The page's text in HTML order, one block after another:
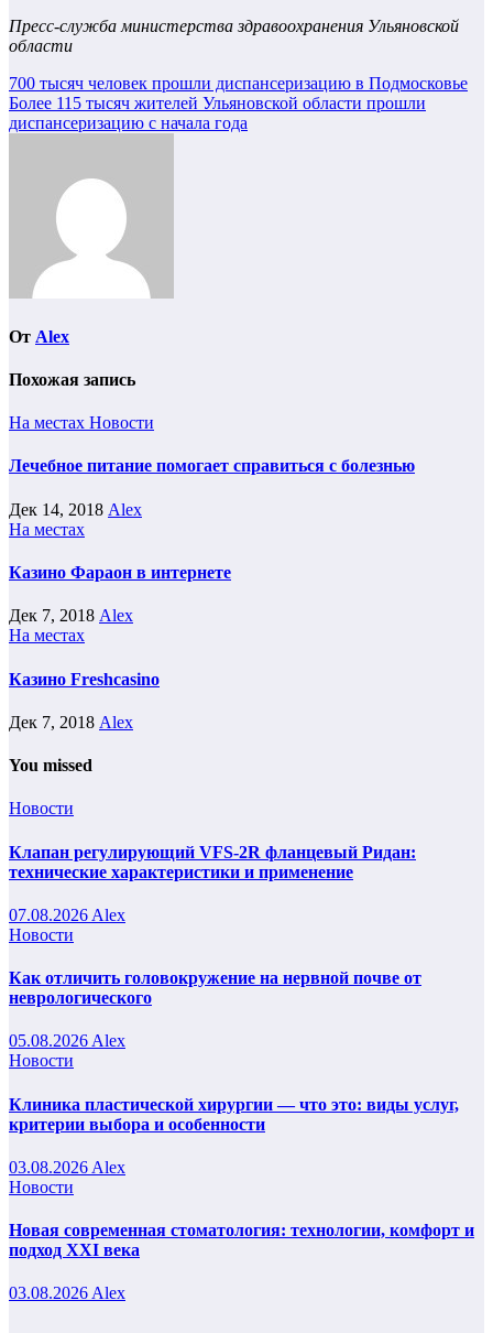
Пресс-служба министерства здравоохранения Ульяновской
области
Навигация
по
700 тысяч человек прошли диспансеризацию в Подмосковье
Более 115 тысяч жителей Ульяновской области прошли
диспансеризацию с начала года
От Alex
Похожая запись
На местах Новости
Лечебное питание помогает справиться с болезнью
Дек 14, 2018 Alex
На местах
Казино Фараон в интернете
Дек 7, 2018 Alex
На местах
Казино Freshcasino
Дек 7, 2018 Alex
You missed
Новости
Клапан регулирующий VFS-2R фланцевый Ридан:
технические характеристики и применение
07.08.2026 Alex
Новости
Как отличить головокружение на нервной почве от
неврологического
05.08.2026 Alex
Новости
Клиника пластической хирургии — что это: виды услуг,
критерии выбора и особенности
03.08.2026 Alex
Новости
Новая современная стоматология: технологии, комфорт и
подход XXI века
03.08.2026Alex